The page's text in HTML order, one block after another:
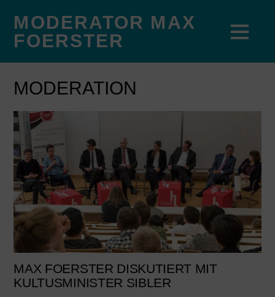
MODERATOR MAX
FOERSTER
MODERATION
MAX FOERSTER DISKUTIERT MIT
KULTUSMINISTER SIBLER